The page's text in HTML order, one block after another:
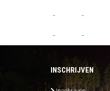
- -
- -
INSCHRIJVEN